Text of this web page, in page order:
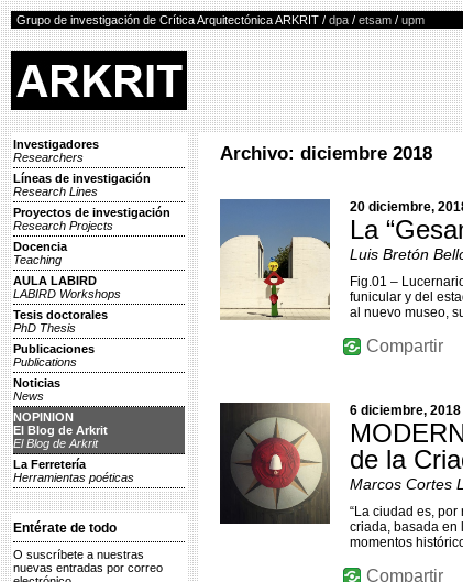
Grupo de investigación de Crítica Arquitectónica ARKRIT / dpa / etsam / upm
Investigadores
Researchers
Líneas de investigación
Research Lines
Proyectos de investigación
Research Projects
Docencia
Teaching
AULA LABIRD
LABIRD Workshops
Tesis doctorales
PhD Thesis
Publicaciones
Publications
Noticias
News
NOPINION
El Blog de Arkrit
El Blog de Arkrit
La Ferretería
Herramientas poéticas
Entérate de todo
O suscríbete a nuestras
nuevas entradas por correo
Archivo: diciembre 2018
20 diciembre,
La
Luis Bretón
Fig.01 –
funicular y del
al nuevo museo,
Compartir
6 diciembre, 2018
de la
Marcos Cortes
“La ciudad es, por
criada, basada en
momentos
Compartir